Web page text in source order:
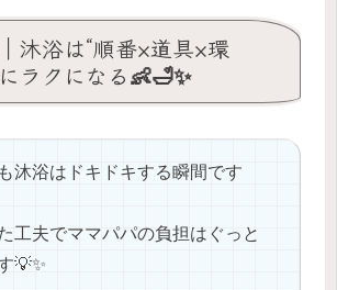
沐浴は“順番×道具×環
ラクになる👶🛁✨
沐浴はドキドキする瞬間です
工夫でママパパの負担はぐっと
💡✨